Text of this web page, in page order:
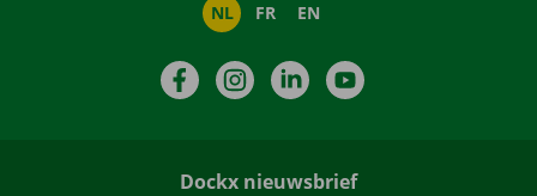
NL FR EN
FacebookInstagramLinkedIn
Dockx nieuwsbrief